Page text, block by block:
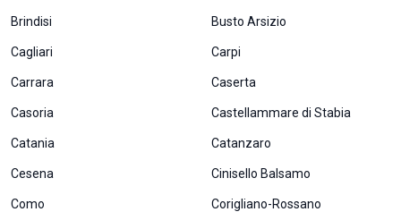
Brindisi Busto Arsizio
Cagliari Carpi
Carrara Caserta
Casoria Castellammare di Stabia
Catania Catanzaro
Cesena Cinisello Balsamo
Como Corigliano-Rossano
funzionamento
Per
di
migliorare
funzionalità